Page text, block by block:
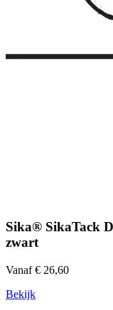
Sika® SikaTack
zwart
Vanaf € 26,60
Bekijk